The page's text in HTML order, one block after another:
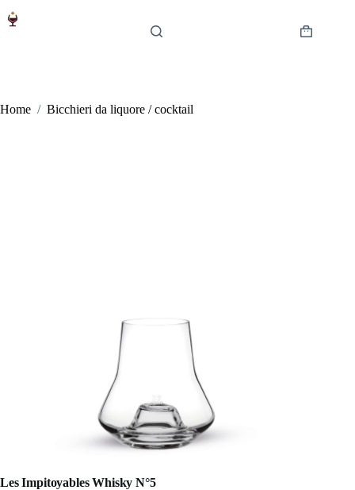
Carrello
Home / Bicchieri da liquore / cocktail
Les Impitoyables Whisky N°5